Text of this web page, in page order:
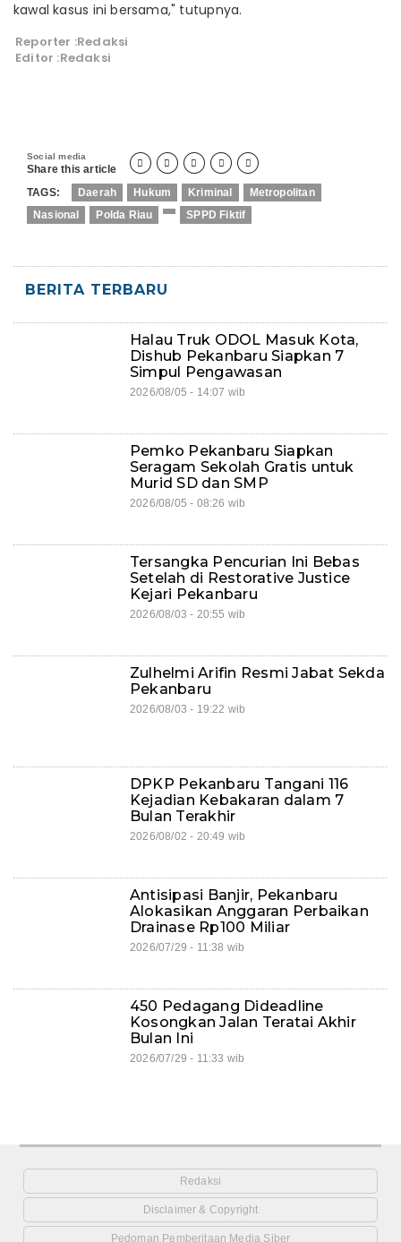
kawal kasus ini bersama," tutupnya.
Reporter :Redaksi
Editor :Redaksi
Social media
Share this article     
TAGS: Daerah Hukum Kriminal
Metropolitan
Nasional
Polda Riau SPPD Fiktif
BERITA TERBARU
Halau Truk ODOL Masuk Kota,
Dishub Pekanbaru Siapkan 7
Simpul Pengawasan
2026/08/05 - 14:07 wib
Pemko Pekanbaru Siapkan
Seragam Sekolah Gratis untuk
Murid SD dan SMP
2026/08/05 - 08:26 wib
Tersangka Pencurian Ini Bebas
Setelah di Restorative Justice
Kejari Pekanbaru
2026/08/03 - 20:55 wib
Zulhelmi Arifin Resmi Jabat Sekda
Pekanbaru
2026/08/03 - 19:22 wib
DPKP Pekanbaru Tangani 116
Kejadian Kebakaran dalam 7
Bulan Terakhir
2026/08/02 - 20:49 wib
Antisipasi Banjir, Pekanbaru
Alokasikan Anggaran Perbaikan
Drainase Rp100 Miliar
2026/07/29 - 11:38 wib
450 Pedagang Dideadline
Kosongkan Jalan Teratai Akhir
Bulan Ini
2026/07/29 - 11:33 wib
Redaksi
Disclaimer & Copyright
Pedoman Pemberitaan Media Siber